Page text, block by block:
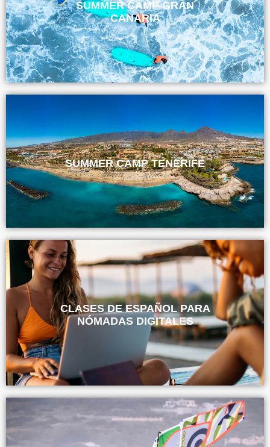
SUMMER CAMP GRAN
CANARIA
SUMMER CAMP TENERIFE
CLASES DE ESPAÑOL PARA
NÓMADAS DIGITALES